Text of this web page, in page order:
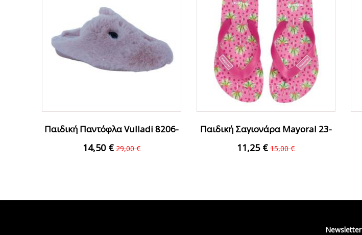
Παιδική Παντόφλα Vulladi 8206-
14,50 € 29,00 €
Παιδική Σαγιονάρα Mayoral 23-
11,25 € 15,00 €
Newsletter